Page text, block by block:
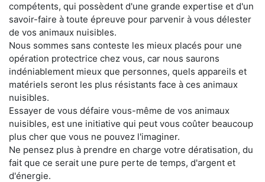
compétents, qui possèdent d'une grande expertise et d'un
savoir-faire à toute épreuve pour parvenir à vous délester
de vos animaux nuisibles.
Nous sommes sans conteste les mieux placés pour une
opération protectrice chez vous, car nous saurons
indéniablement mieux que personnes, quels appareils et
matériels seront les plus résistants face à ces animaux
nuisibles.
Essayer de vous défaire vous-même de vos animaux
nuisibles, est une initiative qui peut vous coûter beaucoup
plus cher que vous ne pouvez l'imaginer.
Ne pensez plus à prendre en charge votre dératisation, du
fait que ce serait une pure perte de temps, d'argent et
d'énergie.